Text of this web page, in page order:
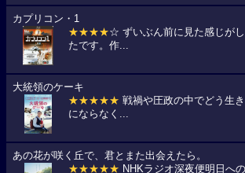
カプリコン・1
★★★★☆ ずいぶん前に見た感じが
たです。作...
大統領のケーキ
★★★★★ 戦禍や圧政の中でどう生
にならなく...
あの花が咲く丘で、君とまた出会えたら。
★★★★★ NHKラジオ深夜便明日へ